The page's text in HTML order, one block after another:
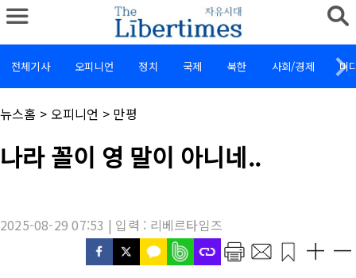
전체기사 오피니언 정치 국제 북한 사회/경제 미
채
널
:
뉴스홈 > 오피니언 > 만평
사
나라 꼴이 영 말이 아니네..
2025-08-29 07:53 | 입력 : 리베르타임즈